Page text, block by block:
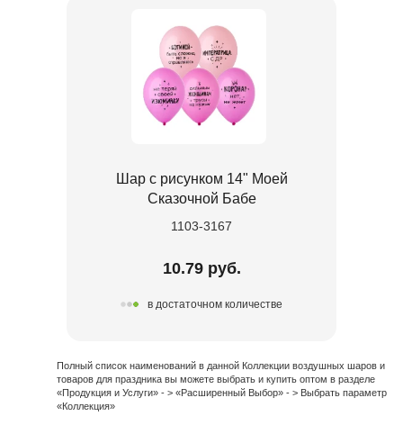
Шар с рисунком 14" Моей
Сказочной Бабе
1103-3167
10.79 руб.
в достаточном количестве
Полный список наименований в данной Коллекции воздушных шаров и
товаров для праздника вы можете выбрать и купить оптом в разделе
«Продукция и Услуги» - > «Расширенный Выбор» - > Выбрать параметр
«Коллекция»